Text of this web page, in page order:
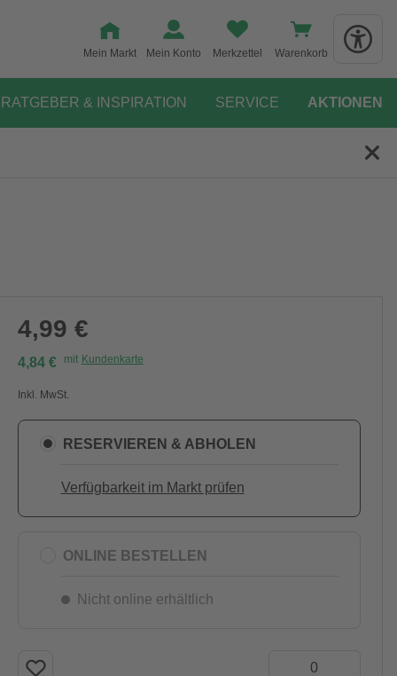
Mein Markt Mein Konto Merkzettel Warenkorb
RATGEBER & INSPIRATION SERVICE AKTIONEN
4,99 €
4,84 € mit Kundenkarte
Inkl. MwSt.
RESERVIEREN & ABHOLEN
Verfügbarkeit im Markt prüfen
ONLINE BESTELLEN
Nicht online erhältlich